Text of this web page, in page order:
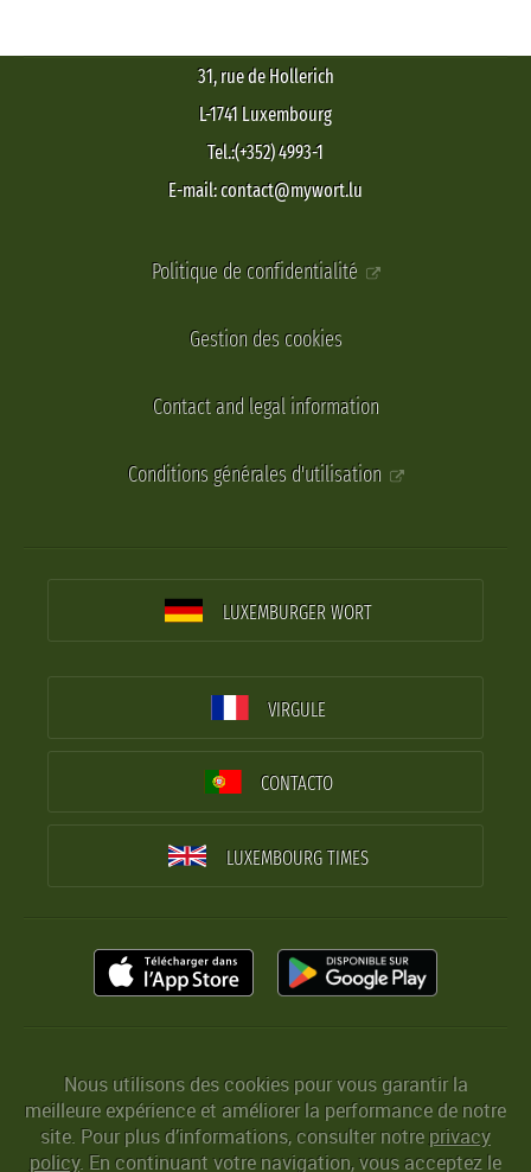
31, rue de Hollerich
L-1741 Luxembourg
Tel.:(+352) 4993-1
E-mail: contact@mywort.lu
Politique de confidentialité
Gestion des cookies
Contact and legal information
Conditions générales d'utilisation
LUXEMBURGER WORT
VIRGULE
CONTACTO
LUXEMBOURG TIMES
Nous utilisons des cookies pour vous garantir la
meilleure expérience et améliorer la performance de notre
site. Pour plus d’informations, consulter notreprivacy
policy. En continuant votre navigation, vous acceptez le